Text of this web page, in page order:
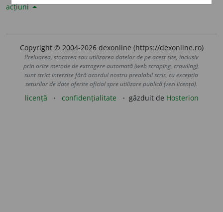
acțiuni
Copyright © 2004-2026 dexonline (https://dexonline.ro)
Preluarea, stocarea sau utilizarea datelor de pe acest site, inclusiv
prin orice metode de extragere automată (web scraping, crawling),
sunt strict interzise fără acordul nostru prealabil scris, cu excepția
seturilor de date oferite oficial spre utilizare publică (vezi licența).
licență confidențialitate găzduit de Hosterion